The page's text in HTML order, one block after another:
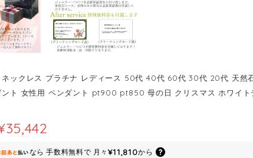
ネックレス プラチナ レディース 50代 40代 60代 30代 20代 天然
ント 女性用 ペンダント pt900 pt850 母の日 クリスマス ホワイト
なら 手数料無料で 月々¥11,810から